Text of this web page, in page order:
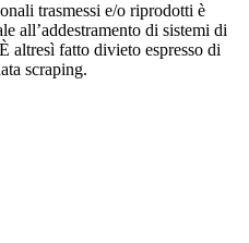
trasmessi e/o riprodotti è
all’addestramento di sistemi di
altresì fatto divieto espresso di
scraping.